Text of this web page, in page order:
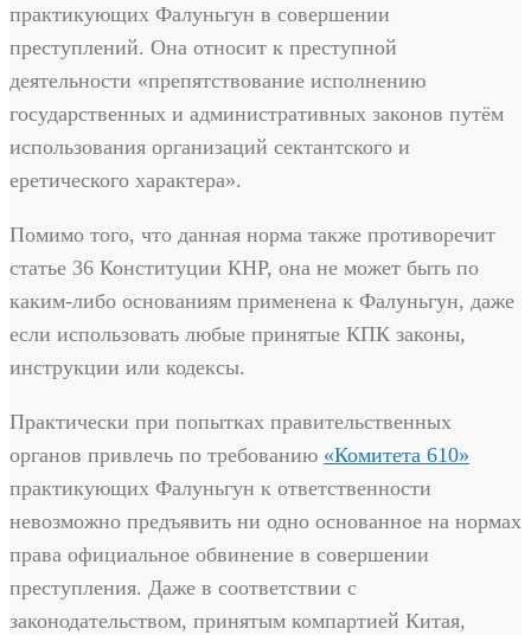
практикующих Фалуньгун в совершении
преступлений. Она относит к преступной
деятельности «препятствование исполнению
государственных и административных законов путём
использования организаций сектантского и
еретического характера».
Помимо того, что данная норма также противоречит
статье 36 Конституции КНР, она не может быть по
каким-либо основаниям применена к Фалуньгун, даже
если использовать любые принятые КПК законы,
инструкции или кодексы.
Практически при попытках правительственных
органов привлечь по требованию «Комитета 610»
практикующих Фалуньгун к ответственности
невозможно предъявить ни одно основанное на нормах
права официальное обвинение в совершении
преступления. Даже в соответствии с
законодательством, принятым компартией Китая,